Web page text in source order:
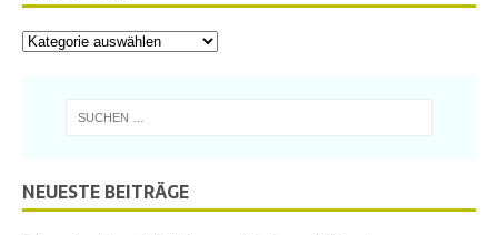
NEUESTE BEITRÄGE